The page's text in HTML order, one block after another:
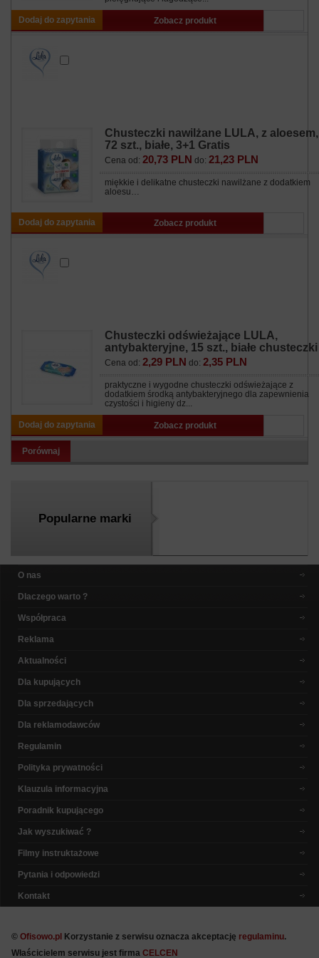
Dodaj do zapytania Zobacz produkt
Chusteczki nawilżane LULA, z aloesem,
72 szt., białe, 3+1 Gratis
Cena od: 20,73 PLN do: 21,23 PLN
miękkie i delikatne chusteczki nawilżane z dodatkiem
aloesu…
Dodaj do zapytania Zobacz produkt
Chusteczki odświeżające LULA,
antybakteryjne, 15 szt., białe chusteczki
Cena od: 2,29 PLN do: 2,35 PLN
praktyczne i wygodne chusteczki odświeżające z
dodatkiem środką antybakteryjnego dla zapewnienia
czystości i higieny dz...
Dodaj do zapytania Zobacz produkt
Porównaj
Popularne marki
O nas
Dlaczego warto ?
Współpraca
Reklama
Aktualności
Dla kupujących
Dla sprzedających
Dla reklamodawców
Regulamin
Polityka prywatności
Klauzula informacyjna
Poradnik kupującego
Jak wyszukiwać ?
Filmy instruktażowe
Pytania i odpowiedzi
Kontakt
© Ofisowo.pl Korzystanie z serwisu oznacza akceptację regulaminu.
Właścicielem serwisu jest firma CELCEN